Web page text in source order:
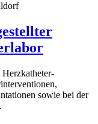
Herzkatheter-
sowie bei der